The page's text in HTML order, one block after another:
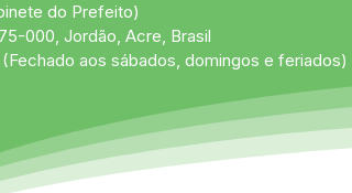
do Prefeito)
000, Jordão, Acre, Brasil
aos sábados, domingos e feriados)